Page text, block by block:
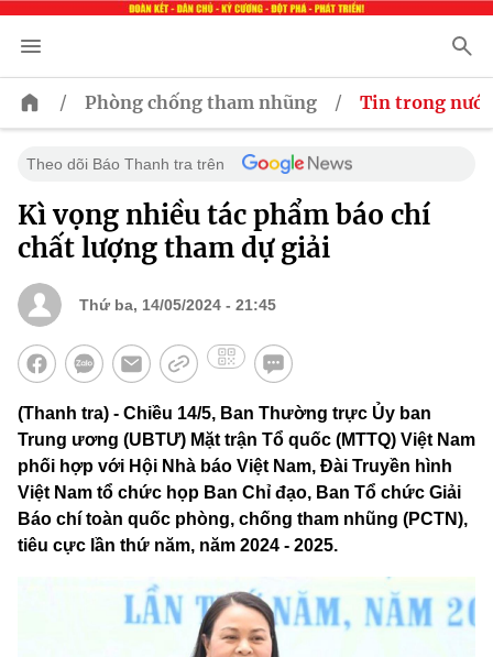
/ Phòng chống tham nhũng / Tin trong nước
Theo dõi Báo Thanh tra trên
Kì vọng nhiều tác phẩm báo chí
chất lượng tham dự giải
Thứ ba, 14/05/2024 - 21:45
(Thanh tra) - Chiều 14/5, Ban Thường trực Ủy ban
Trung ương (UBTƯ) Mặt trận Tổ quốc (MTTQ) Việt Nam
phối hợp với Hội Nhà báo Việt Nam, Đài Truyền hình
Việt Nam tổ chức họp Ban Chỉ đạo, Ban Tổ chức Giải
Báo chí toàn quốc phòng, chống tham nhũng (PCTN),
tiêu cực lần thứ năm, năm 2024 - 2025.